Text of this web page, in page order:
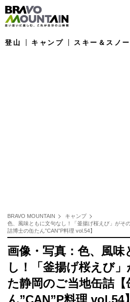
登山 キャンプ スキー＆スノ
BRAVO MOUNTAIN
キャンプ
色、風味ともに文句なし！「釜揚げ桜えび」がそ
詰博士の缶たん”CAN”P料理 vol.54】
画像・写真：色、風味
し！「釜揚げ桜えび
た静岡のご当地缶詰【
ん”CAN”P料理 vol.54